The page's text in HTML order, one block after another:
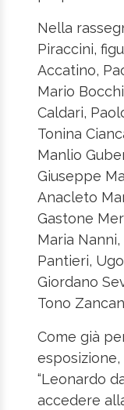
Nella
Piraccini,
Accatino,
Mario
Caldari,
Tonina
Manlio
Giuseppe
Anacleto
Gastone
Maria
Pantieri,
Giordano
Tono
Come già
“Leonardo
accedere